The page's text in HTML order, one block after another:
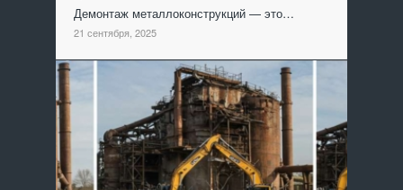
Демонтаж металлоконструкций — это…
21 сентября, 2025